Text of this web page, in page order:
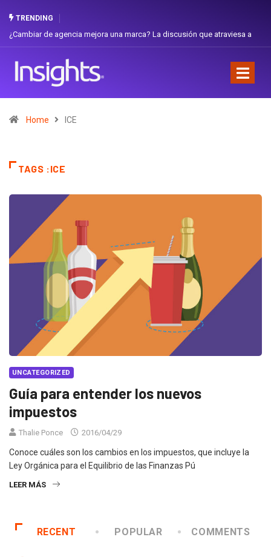
TRENDING
¿Cambiar de agencia mejora una marca? La discusión que atraviesa a
Home ICE
TAGS :ICE
UNCATEGORIZED
Guía para entender los nuevos
impuestos
Thalie Ponce 2016/04/29
Conoce cuáles son los cambios en los impuestos, que incluye la
Ley Orgánica para el Equilibrio de las Finanzas Pú
LEER MÁS
RECENT POPULAR COMMENTS